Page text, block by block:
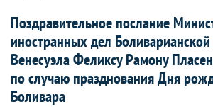
Поздравительное послание
иностранных дел
Венесуэла Феликсу Рамону
по случаю празднования Дня
Боливара